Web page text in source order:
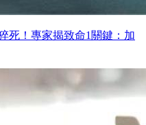
死！專家揭致命1關鍵：加